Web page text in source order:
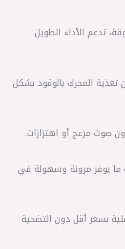
تدعم الأداء الطويل
تغذية المحرك بالوقود بشكل
ما يوفر مرونة وسهولة في
بسعر أقل دون التضحية